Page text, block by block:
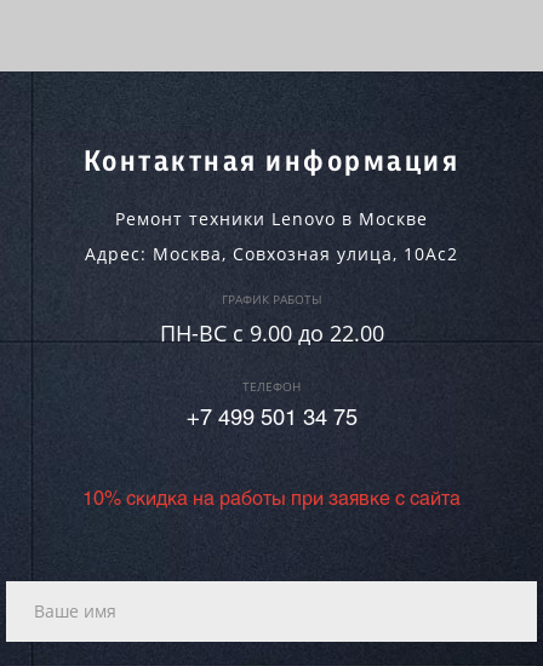
Контактная информация
Ремонт техники Lenovo в Москве
Адрес: Москва, Совхозная улица, 10Ас2
ГРАФИК РАБОТЫ
ПН-ВC c 9.00 до 22.00
ТЕЛЕФОН
+7 499 501 34 75
10% скидка на работы при заявке с сайта